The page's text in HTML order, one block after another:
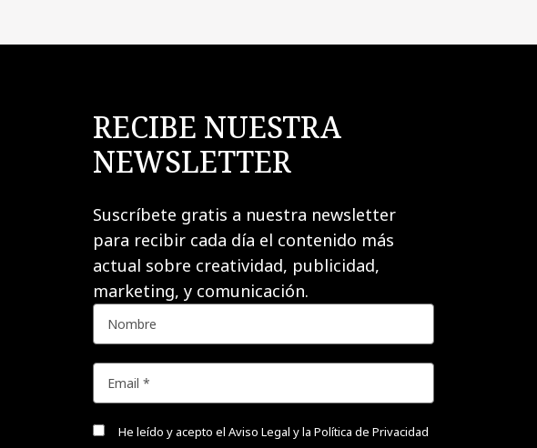
RECIBE NUESTRA
NEWSLETTER
Suscríbete gratis a nuestra newsletter
para recibir cada día el contenido más
actual sobre creatividad, publicidad,
marketing, y comunicación.
He leído y acepto el Aviso Legal y la Política de Privacidad